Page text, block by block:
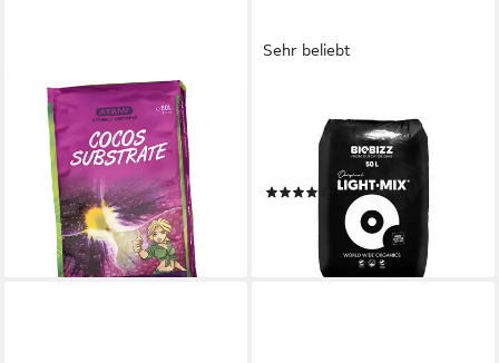
ATAMI
Blumenerde Atami B'CUZZ
Cocos, 50 Liter
22,80 €
(0,46 €/ 1 l)
lieferbar - in 2-3 Werktagen bei dir
Sehr beliebt
Pflanzerde Biobizz Light Mix
Sack, mit Organischer
Feststoffdünger, 50 Liter
(20)
(0,38 €/ 1 l)
lieferbar - in 2-3 Werktagen bei dir